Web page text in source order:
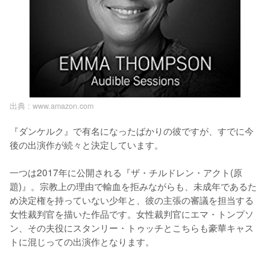
出典 : www.amazon.com
『ダンケルク』で有名になったばかりの彼ですが、すでに今
後の出演作が続々と決定しています。
一つは2017年に公開される『ザ・チルドレン・アクト(原
題)』。宗教上の理由で輸血を拒みながらも、未成年であるた
め決定権を持っていない少年と、彼の主張の審議を担当する
女性裁判官を描いた作品です。女性裁判官にエマ・トンプソ
ン、その夫役にスタンリー・トゥッチとこちらも豪華キャス
トに混じっての出演作となります。